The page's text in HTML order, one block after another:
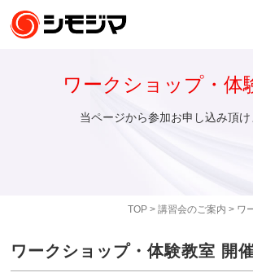
TOP> 講習会のご案内 > ワ
ワークショップ・体
当ページから参加お申し込み頂け
ワークショップ・体験教室 開